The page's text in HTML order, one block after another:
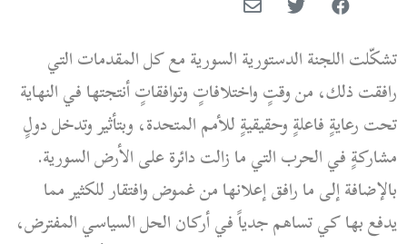
تشكّلت اللجنة الدستورية السورية مع كل المقدمات التي
رافقت ذلك، من وقتٍ واختلافاتٍ وتوافقاتٍأنتجتهافي النهاية
تحت رعايةٍ فاعلةٍ وحقيقيةٍ للأمم المتحدة، وبتأثير وتدخل دولٍ
مشاركةٍ في الحرب التي ما زالت دائرة على الأرض السورية.
بالإضافة إلى ما رافق إعلانها من غموض وافتقار للكثير مما
يدفع بها كي تساهم جدياً في أركان الحل السياسي المفترض،